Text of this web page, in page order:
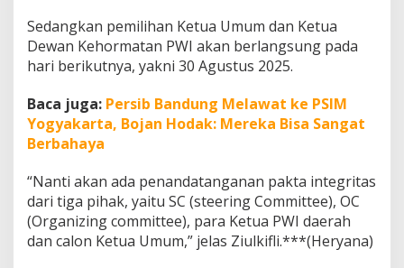
Sedangkan pemilihan Ketua Umum dan Ketua
Dewan Kehormatan PWI akan berlangsung pada
hari berikutnya, yakni 30 Agustus 2025.
Baca juga: Persib Bandung Melawat ke PSIM
Yogyakarta, Bojan Hodak: Mereka Bisa Sangat
Berbahaya
“Nanti akan ada penandatanganan pakta integritas
dari tiga pihak, yaitu SC (steering Committee), OC
(Organizing committee), para Ketua PWI daerah
dan calon Ketua Umum,” jelas Ziulkifli.***(Heryana)